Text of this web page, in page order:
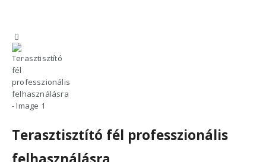
Terasztisztító fél professzionális